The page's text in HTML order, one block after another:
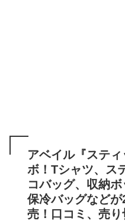
アベイル『ステ
ボ！Tシャツ、ス
コバッグ、収納ボ
保冷バッグなど
売！口コミ、売